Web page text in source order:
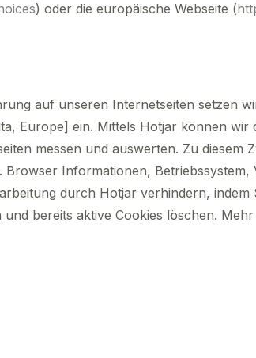
) oder die europäische Webseite (
auf unseren Internetseiten setzen
Europe] ein. Mittels Hotjar können
messen und auswerten. Zu diesem
Informationen,
durch Hotjar verhindern,
bereits aktive Cookies löschen.